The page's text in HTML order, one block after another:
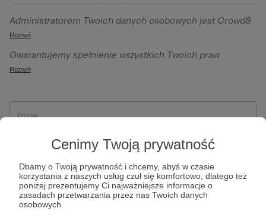
Cenimy Twoją prywatność
Dbamy o Twoją prywatność i chcemy, abyś w czasie
korzystania z naszych usług czuł się komfortowo, dlatego też
poniżej prezentujemy Ci najważniejsze informacje o
zasadach przetwarzania przez nas Twoich danych
osobowych.
Administratorem Twoich danych osobowych jest Crowd8
sp. z o.o. z siedziba w Warszawie, ul. Żwirki i Wigury 16, 02-
092 Warszawa. Twoje dane osobowe będą przetwarzane w
szczególności w celu wykonania umowy zawartej z Tobą, w
Patronite.pl, w tym możliwości dokonywania oraz
otrzymywania wsparcia na naszej platformie oraz
Rozwiń
Gwarantujemy spełnienie wszystkich Twoich praw
wynikających z ogólnego rozporządzenia o ochronie
ich przenoszenia, niepodlegania zautomatyzowanemu
wyrażenia sprzeciwu wobec przetwarzania Twoich danych
osobowych. Rejestracja dla osób niepełnoletnich możliwa
jest po przekazaniu podpisanego formularza "Zgodna na
założenie konta przez osobę niepełnoletnią", formularz
dostępny jest na stronie regulaminu Patronite.pl.
Rozwiń